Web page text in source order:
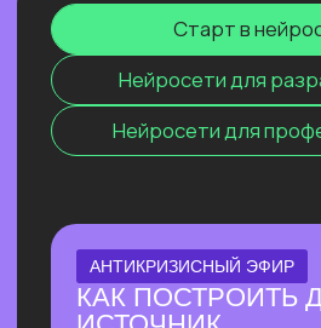
визуального контента с 0, без бюджета
⚡ На практике разберём, как быстро
генерировать визуал под свои задачи с
помощью Перплексити и других
нейросетей.
Узнать подробнее
НОВЫЙ ПРАКТИКУМ
ПО КИТАЙСКИМ
НЕЙРОСЕТЯМ
Покажем лучшие модели, которые
обходят лидеров рынка
Узнать подробнее